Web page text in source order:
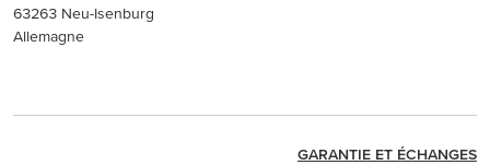
63263 Neu-Isenburg
Allemagne
GARANTIE ET ÉCHANGES